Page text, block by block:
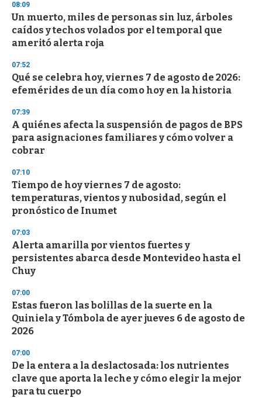
d
s
o
f
3
s
e
c
o
d
s
08:09
Un muerto, miles de personas sin luz, árboles
caídos y techos volados por el temporal que
ameritó alerta roja
07:52
Qué se celebra hoy, viernes 7 de agosto de 2026:
efemérides de un día como hoy en la historia
07:39
A quiénes afecta la suspensión de pagos de BPS
para asignaciones familiares y cómo volver a
cobrar
07:10
Tiempo de hoy viernes 7 de agosto:
temperaturas, vientos y nubosidad, según el
pronóstico de Inumet
07:03
Alerta amarilla por vientos fuertes y
persistentes abarca desde Montevideo hasta el
Chuy
07:00
Estas fueron las bolillas de la suerte en la
Quiniela y Tómbola de ayer jueves 6 de agosto de
2026
07:00
De la entera a la deslactosada: los nutrientes
clave que aporta la leche y cómo elegir la mejor
para tu cuerpo